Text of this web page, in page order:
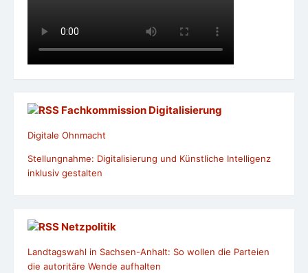
Fachkommission Digitalisierung
Digitale Ohnmacht
Stellungnahme: Digitalisierung und Künstliche Intelligenz
inklusiv gestalten
Netzpolitik
Landtagswahl in Sachsen-Anhalt: So wollen die Parteien
die autoritäre Wende aufhalten